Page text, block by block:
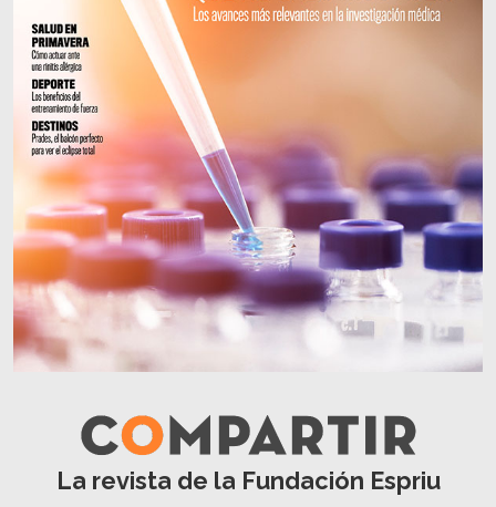
La revista de la Fundación Espriu